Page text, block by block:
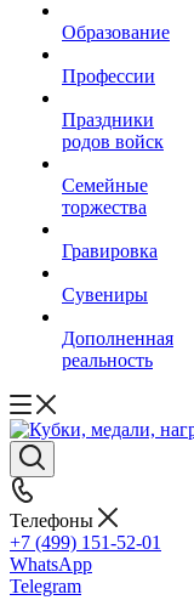
Образование
Профессии
Праздники
родов войск
Семейные
торжества
Гравировка
Сувениры
Дополненная
реальность
Телефоны
+7 (499) 151-52-01
WhatsApp
Telegram